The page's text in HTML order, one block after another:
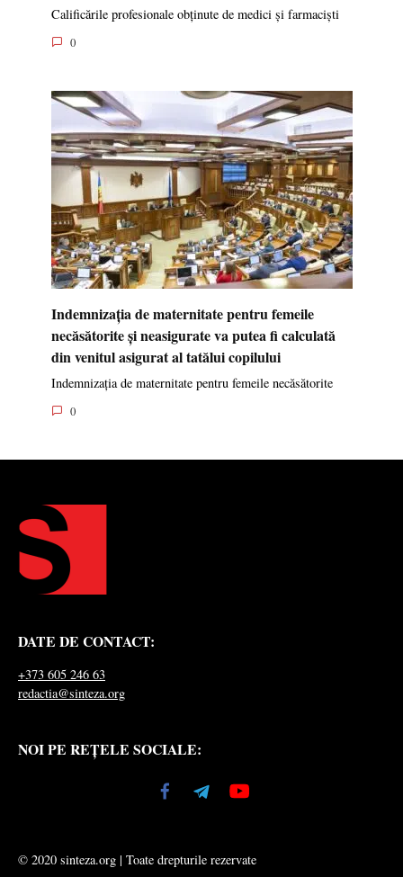
Calificările profesionale obținute de medici și farmaciști
0
Indemnizația de maternitate pentru femeile
necăsătorite și neasigurate va putea fi calculată
din venitul asigurat al tatălui copilului
Indemnizația de maternitate pentru femeile necăsătorite
0
DATE DE CONTACT:
+373 605 246 63
redactia@sinteza.org
NOI PE REȚELE SOCIALE:
© 2020 sinteza.org | Toate drepturile rezervate